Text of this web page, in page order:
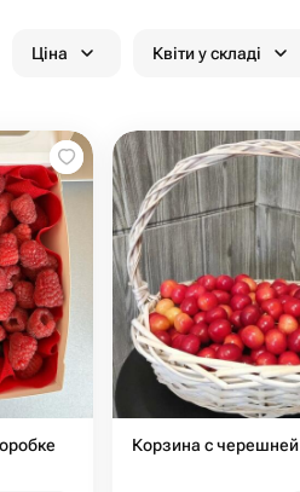
Ціна Квіти у складі
Корзина с черешней